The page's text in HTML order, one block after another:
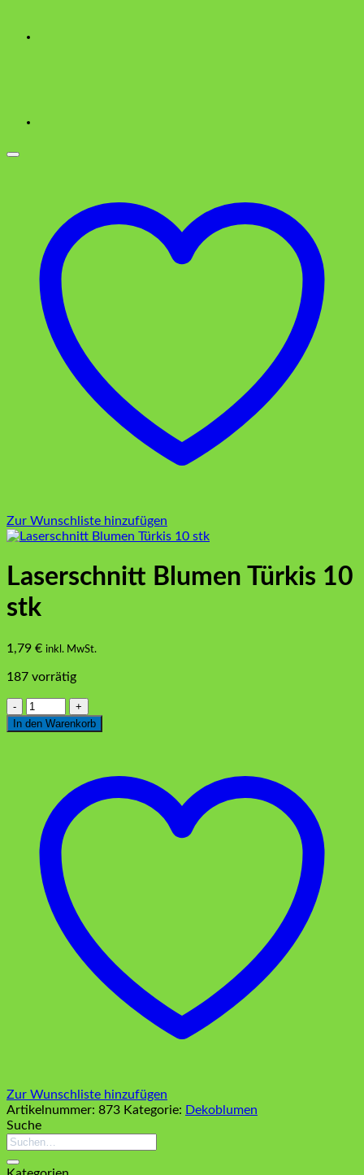
Zur Wunschliste hinzufügen
Laserschnitt Blumen Türkis 10
stk
1,79 € inkl. MwSt.
187 vorrätig
Laserschnitt
Blumen
Türkis
In den Warenkorb
Zur Wunschliste hinzufügen
Artikelnummer: 873 Kategorie: Dekoblumen
Suche
Suchen